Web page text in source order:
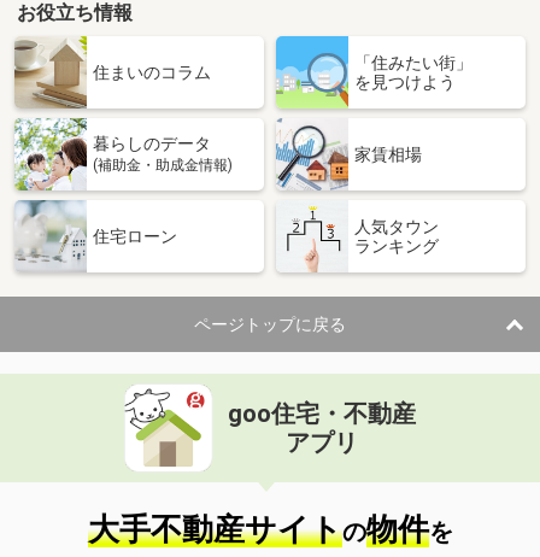
お役立ち情報
住まいのコラム
「住みたい街」
を見つけよう
暮らしのデータ
(補助金・助成金情報)
家賃相場
住宅ローン
人気タウン
ランキング
ページトップに戻る
goo住宅・不動産
アプリ
大手不動産サイトの物件を